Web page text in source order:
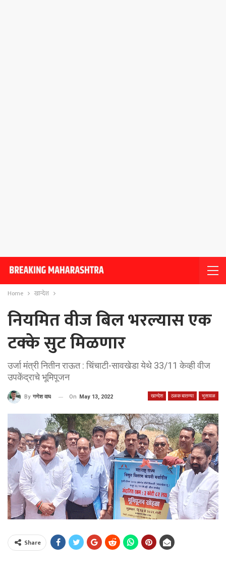
Home खान्देश
नियमित वीज बिल भरल्यास एक
टक्के सुट मिळणार
उर्जा मंत्री नितीन राऊत : चिंचाटी-सावखेडा येथे 33/11 केव्ही वीज
उपकेंद्राचे भूमिपूजन
खान्देश ठळक बातम्या भुसावळ
By गणेश वाघ On May 13, 2022
Share